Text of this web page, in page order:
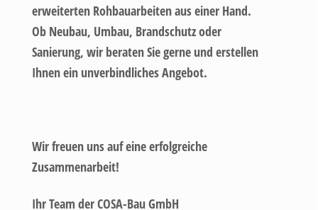
erweiterten Rohbauarbeiten aus einer Hand.
Ob Neubau, Umbau, Brandschutz oder
Sanierung, wir beraten Sie gerne und erstellen
Ihnen ein unverbindliches Angebot.
Wir freuen uns auf eine erfolgreiche
Zusammenarbeit!
Ihr Team der COSA-Bau GmbH